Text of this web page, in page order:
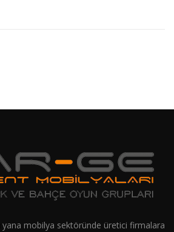
yana mobilya sektöründe üretici firmalara